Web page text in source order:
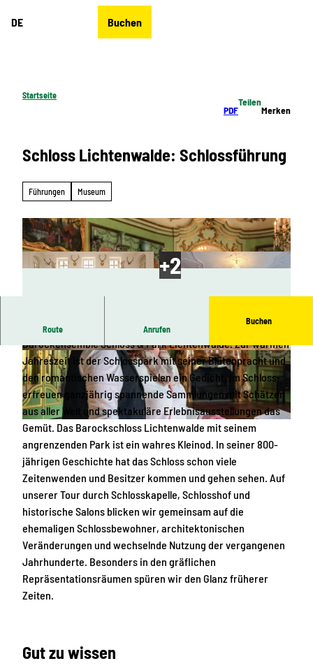
DE Buchen
Startseite
PDF
Teilen
Merken
Schloss Lichtenwalde: Schlossführung
Führungen Museum
P
h
o
t
o
P
h
o
t
o
P
h
o
t
o
Route Anrufen
Buchen
Unweit vor den Toren von Chemnitz liegt das bezaubernde
Barockensemble Schloss & Park Lichtenwalde. Zur warmen
Jahreszeit ist der Schlosspark mit seiner Blütenpracht und
den romantischen Wasserspielen ein Gedicht. Im Schloss
erfreuen ganzjährig spannende Sammlungen mit Schätzen
aus aller Welt und spektakuläre Erlebnisausstellungen das
Gemüt. Das Barockschloss Lichtenwalde mit seinem
angrenzenden Park ist ein wahres Kleinod. In seiner 800-
jährigen Geschichte hat das Schloss schon viele
Zeitenwenden und Besitzer kommen und gehen sehen. Auf
unserer Tour durch Schlosskapelle, Schlosshof und
historische Salons blicken wir gemeinsam auf die
ehemaligen Schlossbewohner, architektonischen
Veränderungen und wechselnde Nutzung der vergangenen
Jahrhunderte. Besonders in den gräflichen
Repräsentationsräumen spüren wir den Glanz früherer
Zeiten.
Gut zu wissen